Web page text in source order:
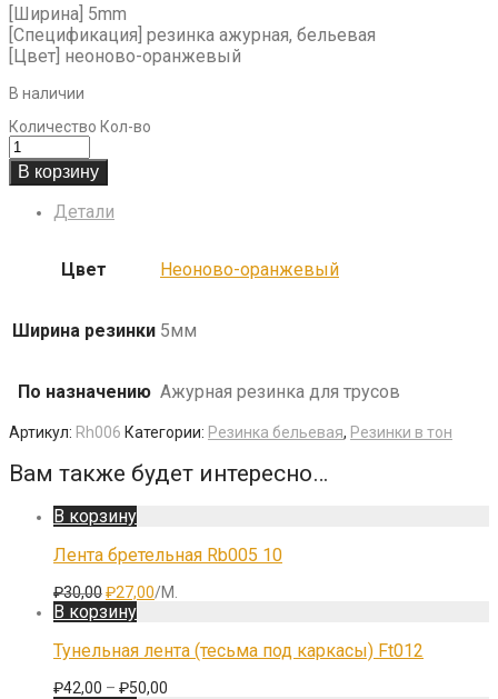
составляла
₽15,00.
₽13,50.
[Ширина] 5mm
[Спецификация] резинка ажурная, бельевая
[Цвет] неоново-оранжевый
В наличии
Количество Кол-во
В корзину
Детали
Цвет Неоново-оранжевый
Ширина резинки 5мм
По назначению Ажурная резинка для трусов
Артикул: Rh006 Категории: Резинка бельевая, Резинки в тон
Вам также будет интересно…
В корзину
Лента бретельная Rb005 10
₽30,00Первоначальная
цена
составляла
₽30,00.
₽27,00Текущая
/М.
В корзину
Тунельная лента (тесьма под каркасы) Ft012
₽42,00 – ₽50,00